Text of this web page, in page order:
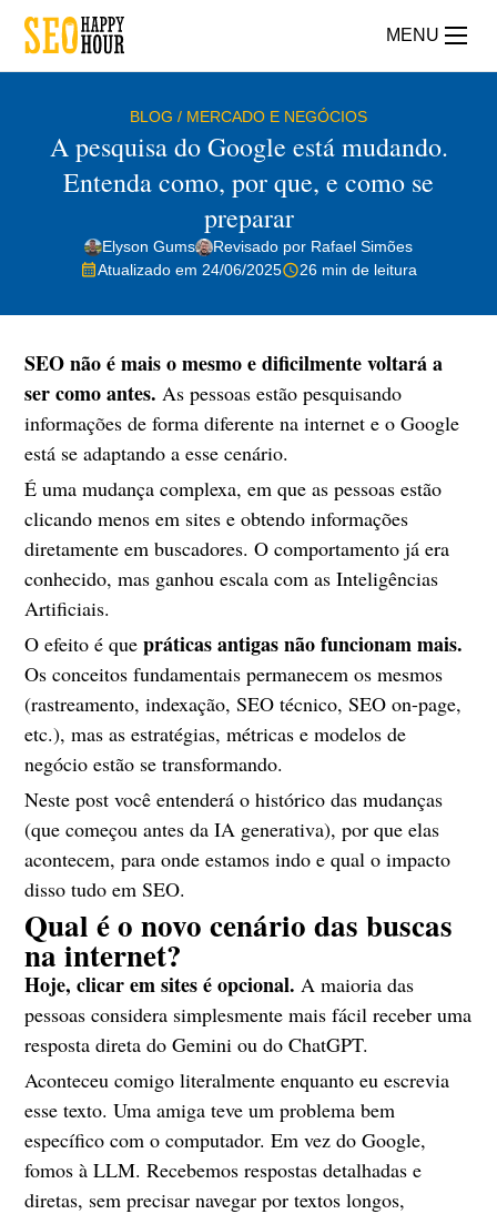
MENU
BLOG / MERCADO E NEGÓCIOS
A pesquisa do Google está mudando.
Entenda como, por que, e como se
preparar
Elyson Gums
Revisado por Rafael Simões
Atualizado em 24/06/2025
26 min de leitura
SEO não é mais o mesmo e dificilmente voltará a
ser como antes.As pessoas estão pesquisando
informações de forma diferente na internet e o Google
está se adaptando a esse cenário.
É uma mudança complexa, em que as pessoas estão
clicando menos em sites e obtendo informações
diretamente em buscadores. O comportamento já era
conhecido, mas ganhou escala com as Inteligências
Artificiais.
O efeito é quepráticas antigas não funcionam mais.
Os conceitos fundamentais permanecem os mesmos
(rastreamento, indexação, SEO técnico, SEO on-page,
etc.), mas as estratégias, métricas e modelos de
negócio estão se transformando.
Neste post você entenderá o histórico das mudanças
(que começou antes da IA generativa), por que elas
acontecem, para onde estamos indo e qual o impacto
disso tudo em SEO.
Qual é o novo cenário das buscas
na internet?
Hoje, clicar em sites é opcional.A maioria das
pessoas considera simplesmente mais fácil receber uma
resposta direta do Gemini ou do ChatGPT.
Aconteceu comigo literalmente enquanto eu escrevia
esse texto. Uma amiga teve um problema bem
específico com o computador. Em vez do Google,
fomos à LLM. Recebemos respostas detalhadas e
diretas, sem precisar navegar por textos longos,